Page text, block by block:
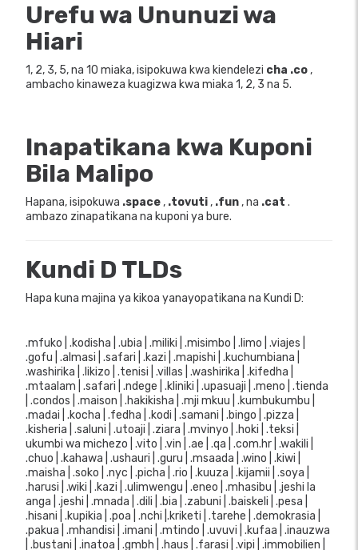
Urefu wa Ununuzi wa
Hiari
1, 2, 3, 5, na 10 miaka, isipokuwa kwa kiendelezi cha .co ,
ambacho kinaweza kuagizwa kwa miaka 1, 2, 3 na 5.
Inapatikana kwa Kuponi
Bila Malipo
Hapana, isipokuwa .space , .tovuti , .fun , na .cat .
ambazo zinapatikana na kuponi ya bure.
Kundi D TLDs
Hapa kuna majina ya kikoa yanayopatikana na Kundi D:
.mfuko | .kodisha | .ubia | .miliki | .misimbo | .limo | .viajes |
.gofu | .almasi | .safari | .kazi | .mapishi | .kuchumbiana |
.washirika | .likizo | .tenisi | .villas | .washirika | .kifedha |
.mtaalam | .safari | .ndege | .kliniki | .upasuaji | .meno | .tienda
| .condos | .maison | .hakikisha | .mji mkuu | .kumbukumbu |
.madai | .kocha | .fedha | .kodi | .samani | .bingo | .pizza |
.kisheria | .saluni | .utoaji | .ziara | .mvinyo | .hoki | .teksi |
ukumbi wa michezo | .vito | .vin | .ae | .qa | .com.hr | .wakili |
.chuo | .kahawa | .ushauri | .guru | .msaada | .wino | .kiwi |
.maisha | .soko | .nyc | .picha | .rio | .kuuza | .kijamii | .soya |
.harusi | .wiki | .kazi | .ulimwengu | .eneo | .mhasibu | .jeshi la
anga | .jeshi | .mnada | .dili | .bia | .zabuni | .baiskeli | .pesa |
.hisani | .kupikia | .poa | .nchi |.kriketi | .tarehe | .demokrasia |
.pakua | .mhandisi | .imani | .mtindo | .uvuvi | .kufaa | .inauzwa
| .bustani | .inatoa | .gmbh | .haus | .farasi | .vipi | .immobilien |